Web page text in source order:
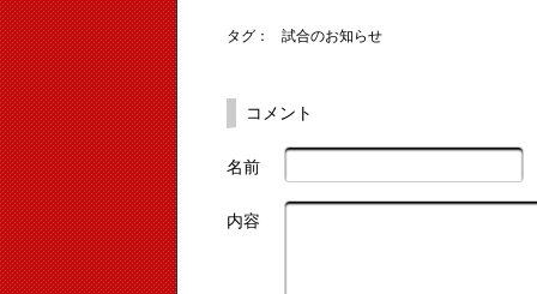
タグ： 試合のお知らせ
コメント
名前
内容